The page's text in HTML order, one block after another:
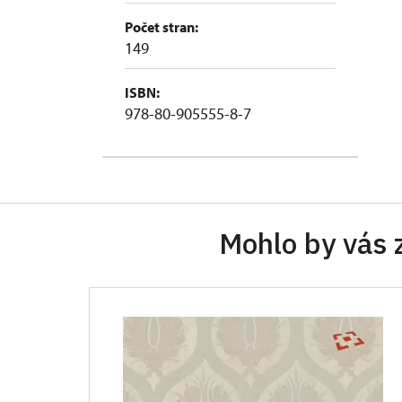
Počet stran:
149
ISBN:
978-80-905555-8-7
Mohlo by vás